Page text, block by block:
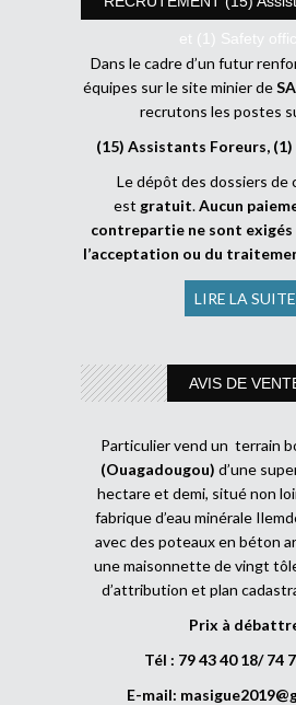
et (1) Safety
Dans le cadre d’un futur
équipes sur le site minier de
recrutons les postes
(15) Assistants Foreurs,
Le dépôt des dossiers de
est gratuit.Aucun
contrepartie ne sont exigés
l’acceptation ou du
LIRE LA SUITE
AVIS DE
Particulier vend un terrain
(Ouagadougou) d’une
hectare et demi, situé non
fabrique d’eau minérale
avec des poteaux en béton
une maisonnette de vingt
d’attribution et plan
Prix à
Tél : 79 43 40 18/ 74
E-mail: